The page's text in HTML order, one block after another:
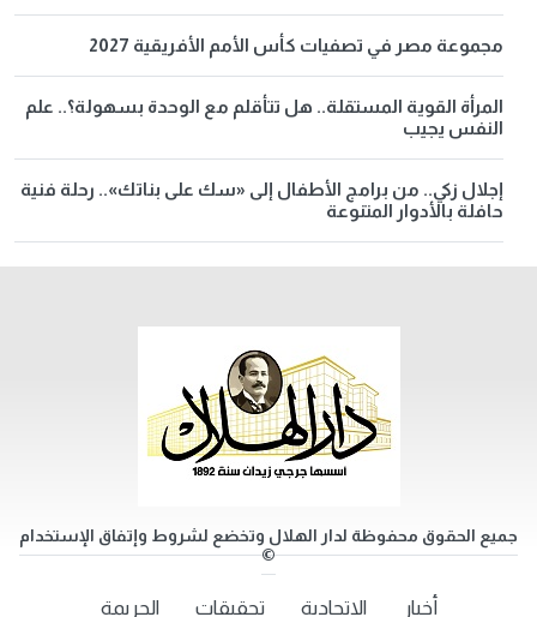
مجموعة مصر في تصفيات كأس الأمم الأفريقية 2027
المرأة القوية المستقلة.. هل تتأقلم مع الوحدة بسهولة؟.. علم
النفس يجيب
إجلال زكي.. من برامج الأطفال إلى «سك على بناتك».. رحلة فنية
حافلة بالأدوار المتنوعة
جميع الحقوق محفوظة لدار الهلال وتخضع لشروط وإتفاق الإستخدام
©
أخبار الاتحادية تحقيقات الجريمة